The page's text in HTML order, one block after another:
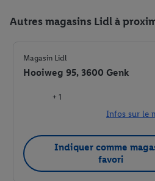
Autres magasins Lidl à
Magasin Lidl
Hooiweg 95, 3600 Genk
+ 1
Infos sur le
Indiquer comme
favori